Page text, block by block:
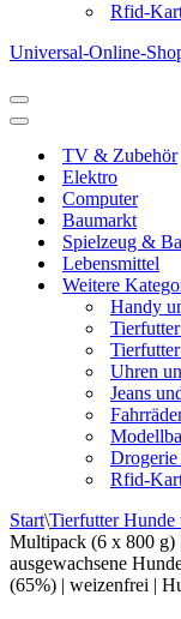
Rfid-
Universal-Online-
Navigationsmenü
Navigationsmenü
TV & Zubehör
Elektro
Computer
Baumarkt
Spielzeug &
Lebensmittel
Weitere
Handy
Uhren
Jeans
Rfid-
Start\Tierfutter Hunde
Multipack (6 x 800 g)
ausgewachsene
(65%) | weizenfrei |